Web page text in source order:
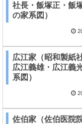
社長・飯塚正・飯
の家系図）
広江家（昭和製紙
広江義雄・広江義
系図）
佐伯家（佐伯医院